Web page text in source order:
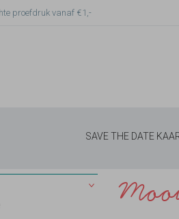
proefdruk vanaf €1,-
SAVE THE DATE